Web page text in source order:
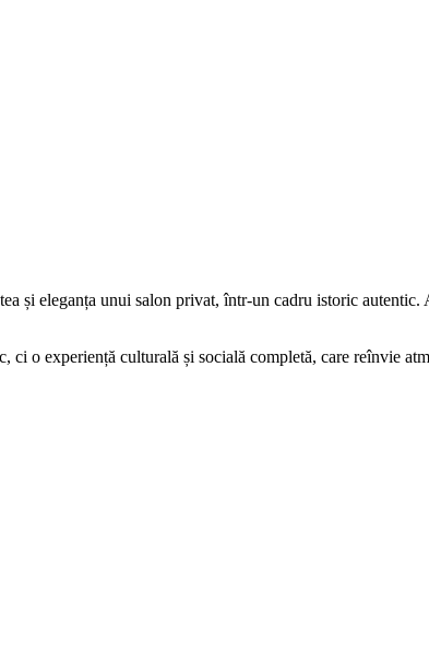
și eleganța unui salon privat, într-un cadru istoric
o experiență culturală și socială completă, care reînvie